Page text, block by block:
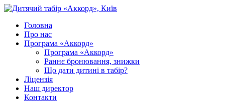
Головна
Про нас
Програма «Аккорд»
Програма «Аккорд»
Раннє бронювання, знижки
Що дати дитині в табір?
Ліцензія
Наш директор
Контакти